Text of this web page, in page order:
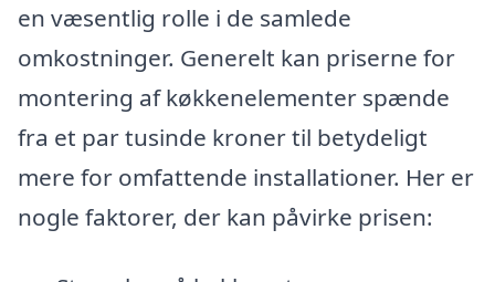
en væsentlig rolle i de samlede
omkostninger. Generelt kan priserne for
montering af køkkenelementer spænde
fra et par tusinde kroner til betydeligt
mere for omfattende installationer. Her er
nogle faktorer, der kan påvirke prisen: